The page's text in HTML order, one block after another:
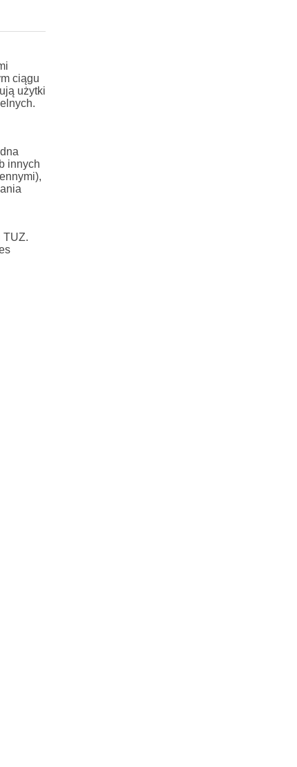
ciągu
użytki
innych
TUZ.